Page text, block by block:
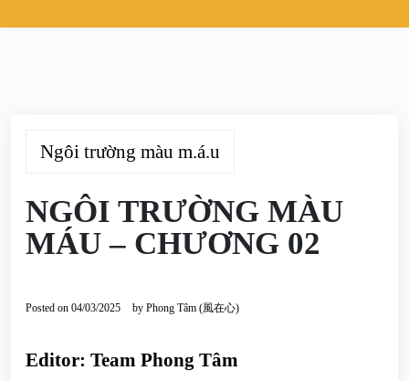
Ngôi trường màu m.á.u
NGÔI TRƯỜNG MÀU
MÁU – CHƯƠNG 02
Posted on 04/03/2025 by Phong Tâm (風在心)
Editor: Team Phong Tâm